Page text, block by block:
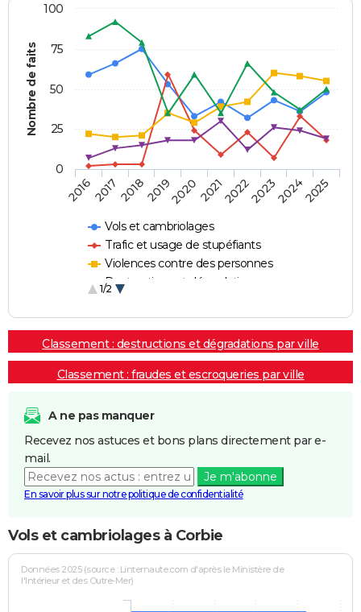
Nombre de faits
Vols et cambriolages
Trafic et usage de stupéfiants
Violences contre des personnes
Destructions et dégradations
1/2
2016201720182019202020212022202320242025
0
25
50
75
100
Classement : destructions et dégradations par ville
Classement : fraudes et escroqueries par ville
A ne pas manquer
Recevez nos astuces et bons plans directement par e-
mail.
Je m'abonne
En savoir plus sur notre politique de confidentialité
Vols et cambriolages à Corbie
Données 2025 (source : Linternaute.com d'après le Ministère de
l'Intérieur et des Outre-Mer)